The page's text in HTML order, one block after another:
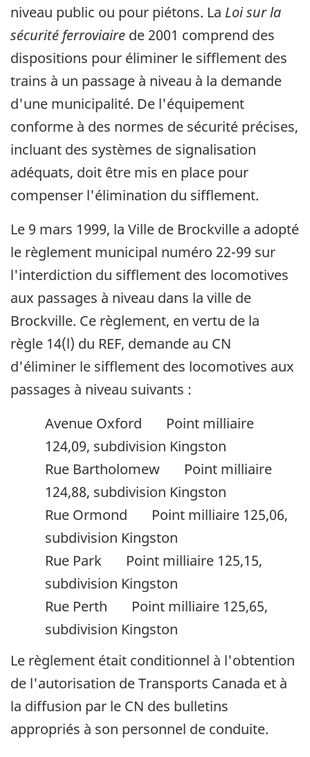
niveau public ou pour piétons. La Loi sur la
sécurité ferroviaire de 2001 comprend des
dispositions pour éliminer le sifflement des
trains à un passage à niveau à la demande
d'une municipalité. De l'équipement
conforme à des normes de sécurité précises,
incluant des systèmes de signalisation
adéquats, doit être mis en place pour
compenser l'élimination du sifflement.
Le 9 mars 1999, la Ville de Brockville a adopté
le règlement municipal numéro 22-99 sur
l'interdiction du sifflement des locomotives
aux passages à niveau dans la ville de
Brockville. Ce règlement, en vertu de la
règle 14(l) du REF, demande au CN
d'éliminer le sifflement des locomotives aux
passages à niveau suivants :
Avenue Oxford Point milliaire
124,09, subdivision Kingston
Rue Bartholomew Point milliaire
124,88, subdivision Kingston
Rue Ormond Point milliaire 125,06,
subdivision Kingston
Rue Park Point milliaire 125,15,
subdivision Kingston
Rue Perth Point milliaire 125,65,
subdivision Kingston
Le règlement était conditionnel à l'obtention
de l'autorisation de Transports Canada et à
la diffusion par le CN des bulletins
appropriés à son personnel de conduite.